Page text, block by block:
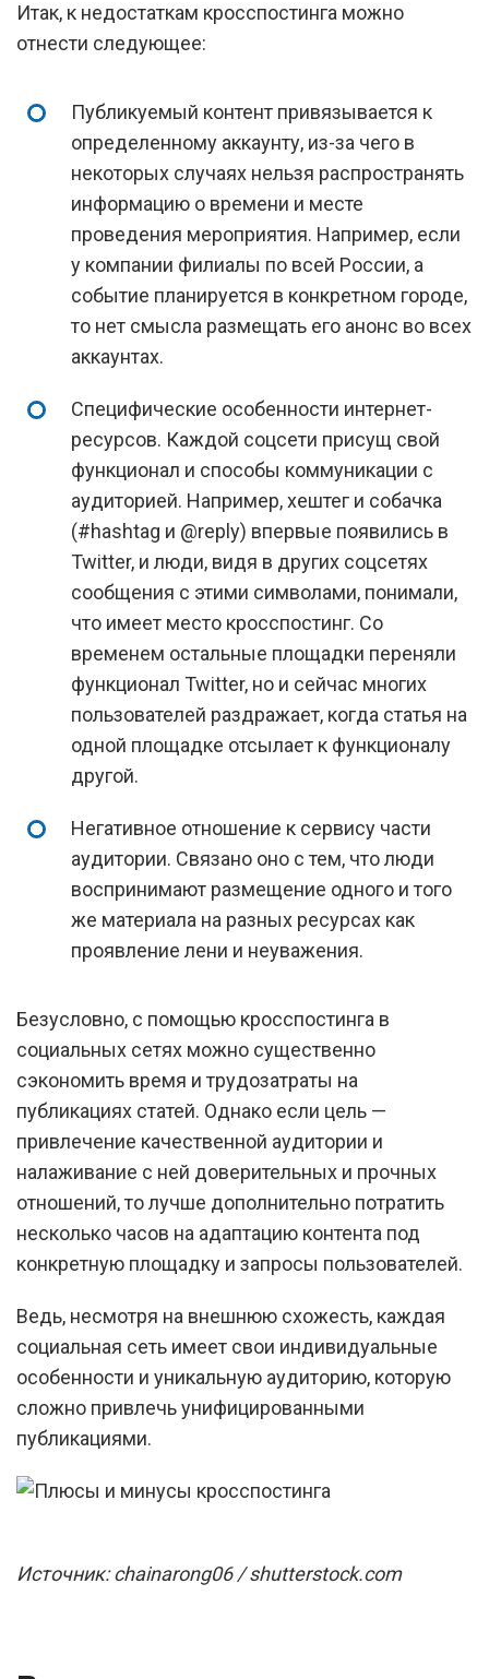
Итак, к недостаткам кросспостинга можно
отнести следующее:
Публикуемый контент привязывается к
определенному аккаунту, из-за чего в
некоторых случаях нельзя распространять
информацию о времени и месте
проведения мероприятия. Например, если
у компании филиалы по всей России, а
событие планируется в конкретном городе,
то нет смысла размещать его анонс во всех
аккаунтах.
Специфические особенности интернет-
ресурсов. Каждой соцсети присущ свой
функционал и способы коммуникации с
аудиторией. Например, хештег и собачка
(#hashtag и @reply) впервые появились в
Twitter, и люди, видя в других соцсетях
сообщения с этими символами, понимали,
что имеет место кросспостинг. Со
временем остальные площадки переняли
функционал Twitter, но и сейчас многих
пользователей раздражает, когда статья на
одной площадке отсылает к функционалу
другой.
Негативное отношение к сервису части
аудитории. Связано оно с тем, что люди
воспринимают размещение одного и того
же материала на разных ресурсах как
проявление лени и неуважения.
Безусловно, с помощью кросспостинга в
социальных сетях можно существенно
сэкономить время и трудозатраты на
публикациях статей. Однако если цель —
привлечение качественной аудитории и
налаживание с ней доверительных и прочных
отношений, то лучше дополнительно потратить
несколько часов на адаптацию контента под
конкретную площадку и запросы пользователей.
Ведь, несмотря на внешнюю схожесть, каждая
социальная сеть имеет свои индивидуальные
особенности и уникальную аудиторию, которую
сложно привлечь унифицированными
публикациями.
Источник: chainarong06 / shutterstock.com